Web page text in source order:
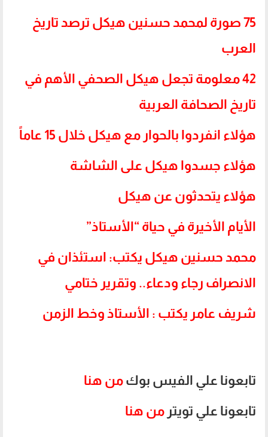
75 صورة لمحمد حسنين هيكل ترصد تاريخ
العرب
42 معلومة تجعل هيكل الصحفي الأهم في
تاريخ الصحافة العربية
هؤلاء انفردوا بالحوار مع هيكل خلال 15 عاماً
هؤلاء جسدوا هيكل على الشاشة
هؤلاء يتحدثون عن هيكل
الأيام الأخيرة في حياة “الأستاذ”
محمد حسنين هيكل يكتب: استئذان في
الانصراف رجاء ودعاء‏..‏ وتقرير ختامي
شريف عامر يكتب : الأستاذ وخط الزمن
تابعونا علي الفيس بوك من هنا
تابعونا علي تويتر من هنا